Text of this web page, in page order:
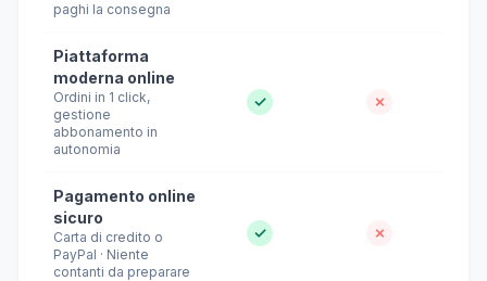
paghi la consegna
Piattaforma
moderna online
Ordini in 1 click,
gestione
abbonamento in
autonomia
✓ ✗
Pagamento online
sicuro
Carta di credito o
PayPal · Niente
contanti da preparare
✓ ✗